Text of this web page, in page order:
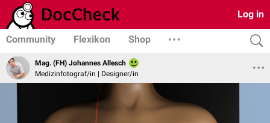
Log in
Community Flexikon Shop
Mag. (FH) Johannes Allesch
Medizinfotograf/in | Designer/in